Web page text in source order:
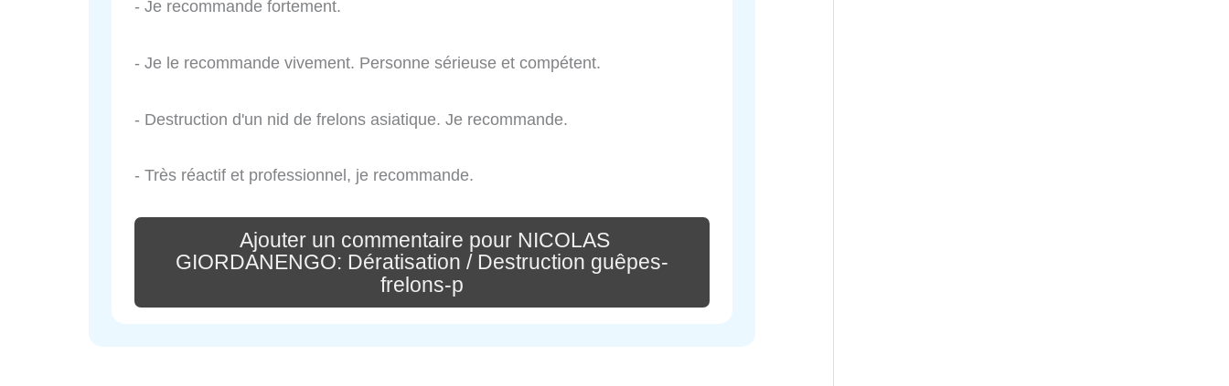
- Je recommande fortement.
- Je le recommande vivement. Personne sérieuse et compétent.
- Destruction d'un nid de frelons asiatique. Je recommande.
- Très réactif et professionnel, je recommande.
Ajouter un commentaire pour NICOLAS
GIORDANENGO: Dératisation / Destruction guêpes-
frelons-p